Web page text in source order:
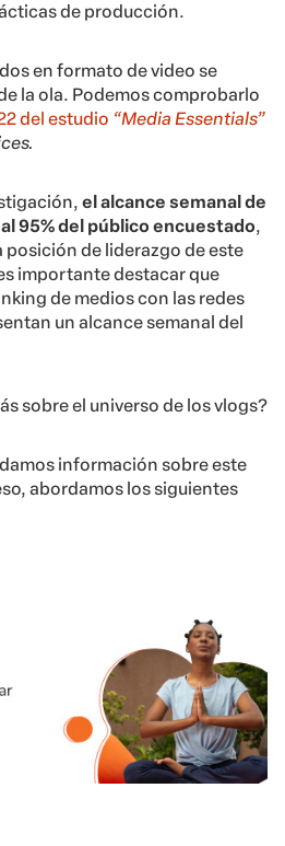
de producción.
en formato de video se
la ola. Podemos comprobarlo
del estudio “Media Essentials”
el alcance semanal de
95% del público encuestado,
de liderazgo de este
importante destacar que
de medios con las redes
un alcance semanal del
sobre el universo de los vlogs?
información sobre este
abordamos los siguientes